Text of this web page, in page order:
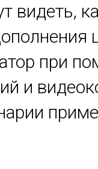
видеть,
при
и